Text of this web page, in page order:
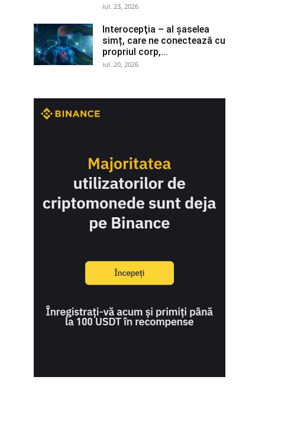
iul. 23, 2026
Interocepţia – al șaselea
simț, care ne conectează cu
propriul corp,...
iul. 20, 2026